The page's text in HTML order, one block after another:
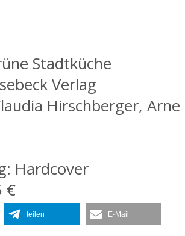
Stadtküche
Verlag
Hirschberger, Arne
Hardcover
€
teilen E-Mail